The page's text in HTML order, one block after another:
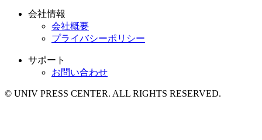
会社情報
会社概要
プライバシーポリシー
サポート
お問い合わせ
© UNIV PRESS CENTER. ALL RIGHTS RESERVED.